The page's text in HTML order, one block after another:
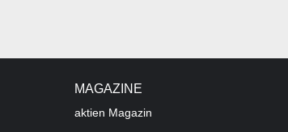
MAGAZINE
aktien Magazin